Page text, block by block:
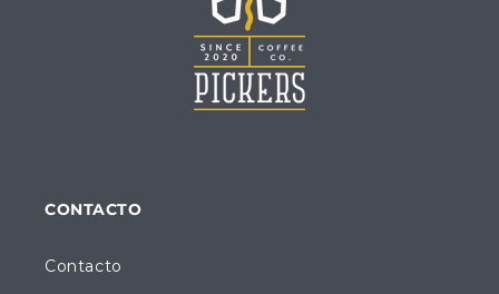
CONTACTO
Contacto